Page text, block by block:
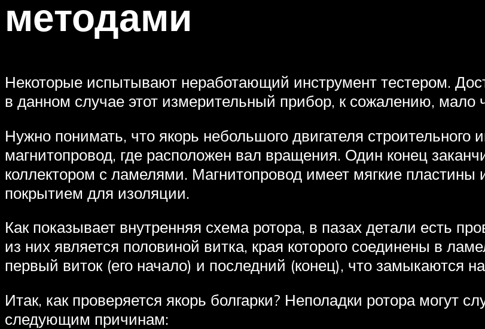
методами
Некоторые испытывают неработающий инструмент тестером.
в данном случае этот измерительный прибор, к сожалению, мало
Нужно понимать, что якорь небольшого двигателя строительного
магнитопровод, где расположен вал вращения. Один конец
коллектором с ламелями. Магнитопровод имеет мягкие
покрытием для изоляции.
Как показывает внутренняя схема ротора, в пазах детали есть
из них является половиной витка, края которого соединены в
первый виток (его начало) и последний (конец), что замыкаются
Итак, как проверяется якорь болгарки? Неполадки ротора могут
следующим причинам: